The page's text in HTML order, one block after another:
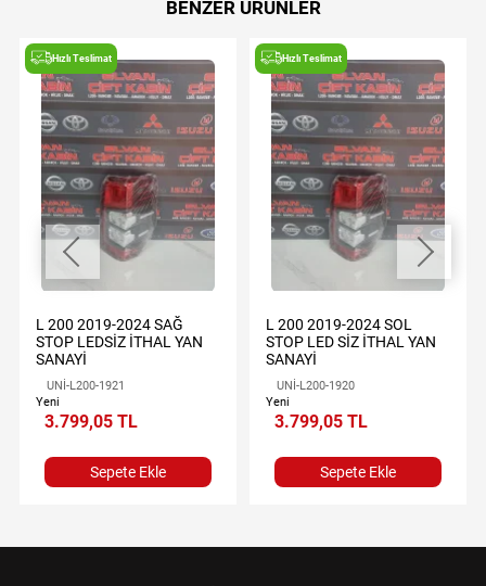
BENZER ÜRÜNLER
Hızlı Teslimat
L 200 2019-2024 SAĞ
STOP LEDSİZ İTHAL YAN
SANAYİ
UNİ-L200-1921
Yeni
3.799,05 TL
Sepete Ekle
Hızlı Teslimat
L 200 2019-2024 SOL
STOP LED SİZ İTHAL YAN
SANAYİ
UNİ-L200-1920
Yeni
3.799,05 TL
Sepete Ekle